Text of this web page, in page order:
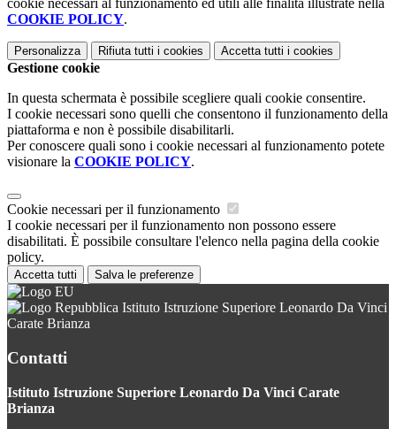
cookie necessari al funzionamento ed utili alle finalità illustrate nella
COOKIE POLICY.
Personalizza Rifiuta tutti i cookies Accetta tutti i cookies
Gestione cookie
In questa schermata è possibile scegliere quali cookie consentire.
I cookie necessari sono quelli che consentono il funzionamento della
piattaforma e non è possibile disabilitarli.
Per conoscere quali sono i cookie necessari al funzionamento potete
visionare la COOKIE POLICY.
Cookie necessari per il funzionamento
I cookie necessari per il funzionamento non possono essere
disabilitati. È possibile consultare l'elenco nella pagina della cookie
policy.
Accetta tutti Salva le preferenze
Istituto Istruzione Superiore Leonardo Da Vinci
Carate Brianza
Contatti
Istituto Istruzione Superiore Leonardo Da Vinci Carate
Brianza